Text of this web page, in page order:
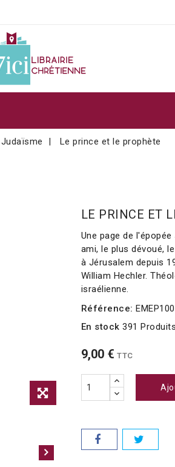
Judaïsme Le prince et le prophète
LE PRINCE ET
Une page de
ami, le plus dévoué,
à Jérusalem depuis
William Hechler.
israélienne.
Référence: EMEP100
En stock 391
9,00 € TTC